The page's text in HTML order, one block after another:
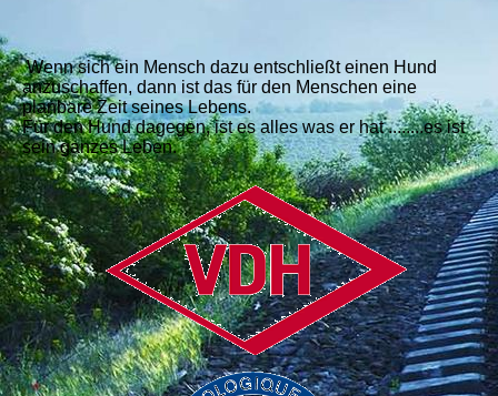
Wenn sich ein Mensch dazu entschließt einen Hund
anzuschaffen, dann ist das für den Menschen eine
planbare Zeit seines Lebens.
Für den Hund dagegen, ist es alles was er hat ........es ist
sein ganzes Leben.